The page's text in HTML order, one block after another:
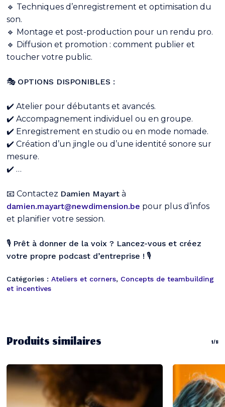
Votre panier est vide.
🔹 Techniques d’enregistrement et optimisation du
son.
🔹 Montage et post-production pour un rendu pro.
🔹 Diffusion et promotion : comment publier et
toucher votre public.
🎭 OPTIONS DISPONIBLES :
✔️ Atelier pour débutants et avancés.
✔️ Accompagnement individuel ou en groupe.
✔️ Enregistrement en studio ou en mode nomade.
✔️ Création d’un jingle ou d’une identité sonore sur
mesure.
✔️ …
📧 Contactez Damien Mayart à
damien.mayart@newdimension.be pour plus d’infos
et planifier votre session.
🎙️ Prêt à donner de la voix ? Lancez-vous et créez
votre propre podcast d’entreprise ! 🎙️
Catégories :Ateliers et corners, Concepts de teambuilding
et incentives
Produits similaires 1/8